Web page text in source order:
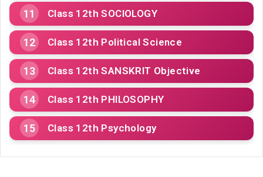
Class 12th SOCIOLOGY
Class 12th Political Science
Class 12th SANSKRIT Objective
Class 12th PHILOSOPHY
Class 12th Psychology